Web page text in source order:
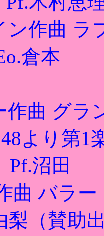
ン作曲
倉本
作曲 グ
より第1
沼田
曲 バラ
（賛助